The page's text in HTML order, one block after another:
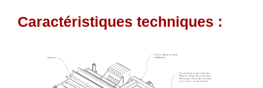
Caractéristiques techniques :